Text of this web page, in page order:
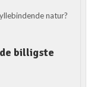
natur?
billigste